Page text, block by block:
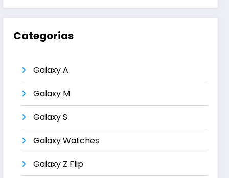
Categorias
Galaxy A
Galaxy M
Galaxy S
Galaxy Watches
Galaxy Z Flip